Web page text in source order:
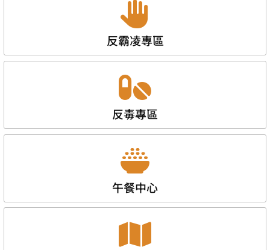
反霸凌專區
反毒專區
午餐中心